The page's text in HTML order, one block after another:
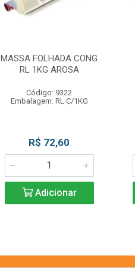
MASSA FOLHADA CONG
RL 1KG AROSA
Código: 9322
Embalagem: RL C/1KG
R$ 72,60
Adicionar